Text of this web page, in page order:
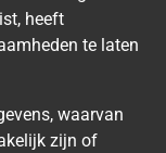
heeft
te laten
waarvan
zijn of